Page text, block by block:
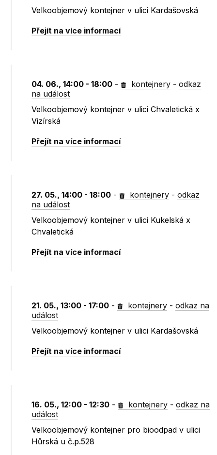
Velkoobjemový kontejner v ulici Kardašovská
Přejít na více informací
04. 06., 14:00 - 18:00 - kontejnery -odkaz
na událost
Velkoobjemový kontejner v ulici Chvaletická x
Vizírská
Přejít na více informací
27. 05., 14:00 - 18:00 - kontejnery -odkaz
na událost
Velkoobjemový kontejner v ulici Kukelská x
Chvaletická
Přejít na více informací
21. 05., 13:00 - 17:00 - kontejnery -odkaz na
událost
Velkoobjemový kontejner v ulici Kardašovská
Přejít na více informací
16. 05., 12:00 - 12:30 - kontejnery -odkaz na
událost
Velkoobjemový kontejner pro bioodpad v ulici
Hůrská u č.p.528